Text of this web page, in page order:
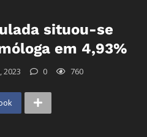
situou-se
em 4,93%
2023 0 760